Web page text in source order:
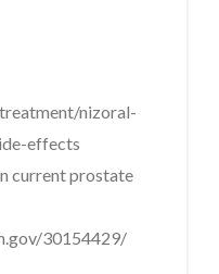
nizoral-
effects
current prostate
30154429/